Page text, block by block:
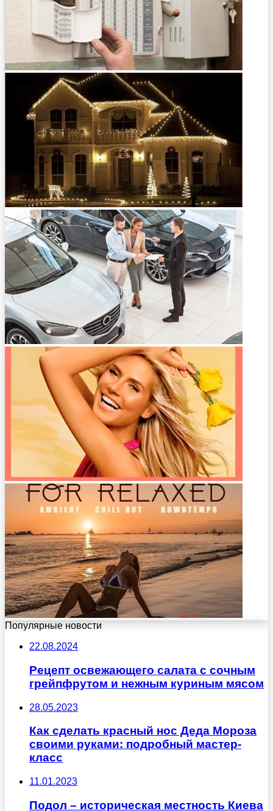
Популярные новости
22.08.2024
Рецепт освежающего салата с сочным
грейпфрутом и нежным куриным мясом
28.05.2023
Как сделать красный нос Деда Мороза
своими руками: подробный мастер-
класс
11.01.2023
Подол – историческая местность Киева